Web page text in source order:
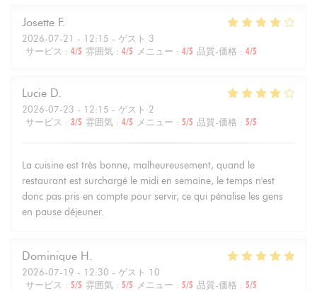
Josette F
2026-07-21 - 12:15 - ゲスト 3
サービス : 4/5 雰囲気 : 4/5 メニュー : 4/5 品質-価格 : 4/5
Lucie D
2026-07-23 - 12:15 - ゲスト 2
サービス : 3/5 雰囲気 : 4/5 メニュー : 5/5 品質-価格 : 5/5
La cuisine est très bonne, malheureusement, quand le
restaurant est surchargé le midi en semaine, le temps n'est
donc pas pris en compte pour servir, ce qui pénalise les gens
en pause déjeuner.
Dominique H
2026-07-19 - 12:30 - ゲスト 10
サービス : 5/5 雰囲気 : 5/5 メニュー : 5/5 品質-価格 : 5/5